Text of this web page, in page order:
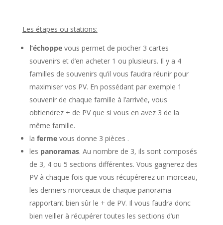
Les étapes ou stations:
l’échoppevous permet de piocher 3 cartes
souvenirs et d’en acheter 1 ou plusieurs. Il y a 4
familles de souvenirs qu’il vous faudra réunir pour
maximiser vos PV. En possédant par exemple 1
souvenir de chaque famille à l’arrivée, vous
obtiendrez + de PV que si vous en avez 3 de la
même famille.
la fermevous donne 3 pièces .
les panoramas. Au nombre de 3, ils sont composés
de 3, 4 ou 5 sections différentes. Vous gagnerez des
PV à chaque fois que vous récupérerez un morceau,
les derniers morceaux de chaque panorama
rapportant bien sûr le + de PV. Il vous faudra donc
bien veiller à récupérer toutes les sections d’un